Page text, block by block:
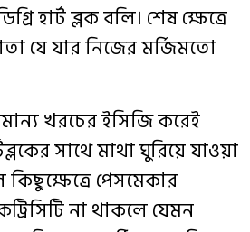
হার্টব্লকবলি। শেষক্ষেত্রে
যেযারনিজেরমর্জিমতো
খরচেরইসিজিকরেই
সাথেমাথা ঘুরিয়েযাওয়া
কিছুক্ষেত্রেপেসমেকার
নাথাকলেযেমন